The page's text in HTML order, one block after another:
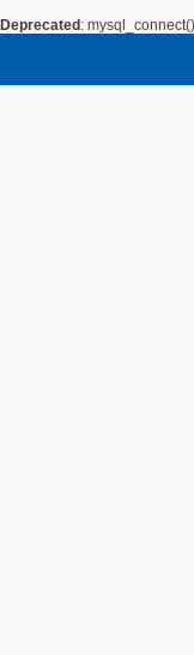
Deprecated :